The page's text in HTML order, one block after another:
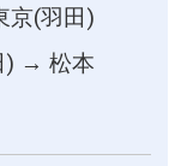
京(羽田)
) → 松本